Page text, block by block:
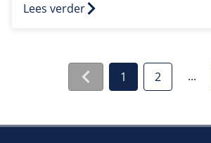
Lees verder
1 2 ...